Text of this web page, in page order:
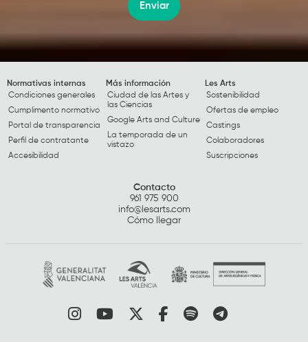
Enviar
Normativas internas
Condiciones generales
Cumplimento normativo
Portal de transparencia
Perfil de contratante
Accesibilidad
Más información
Ciudad de las Artes y
las Ciencias
Google Arts and Culture
La temporada de un
vistazo
Les Arts
Sostenibilidad
Ofertas de empleo
Castings
Colaboradores
Suscripciones
Contacto
961 975 900
info@lesarts.com
Cómo llegar
Link a instagram
Link a youtube
Link a twitter
Link a facebook
Link a spotify
Link a